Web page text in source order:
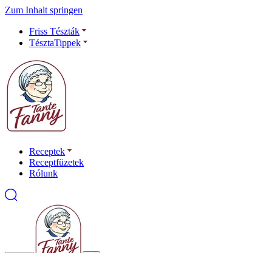
Zum Inhalt springen
Friss Tészták
TésztaTippek
Receptek
Receptfüzetek
Rólunk